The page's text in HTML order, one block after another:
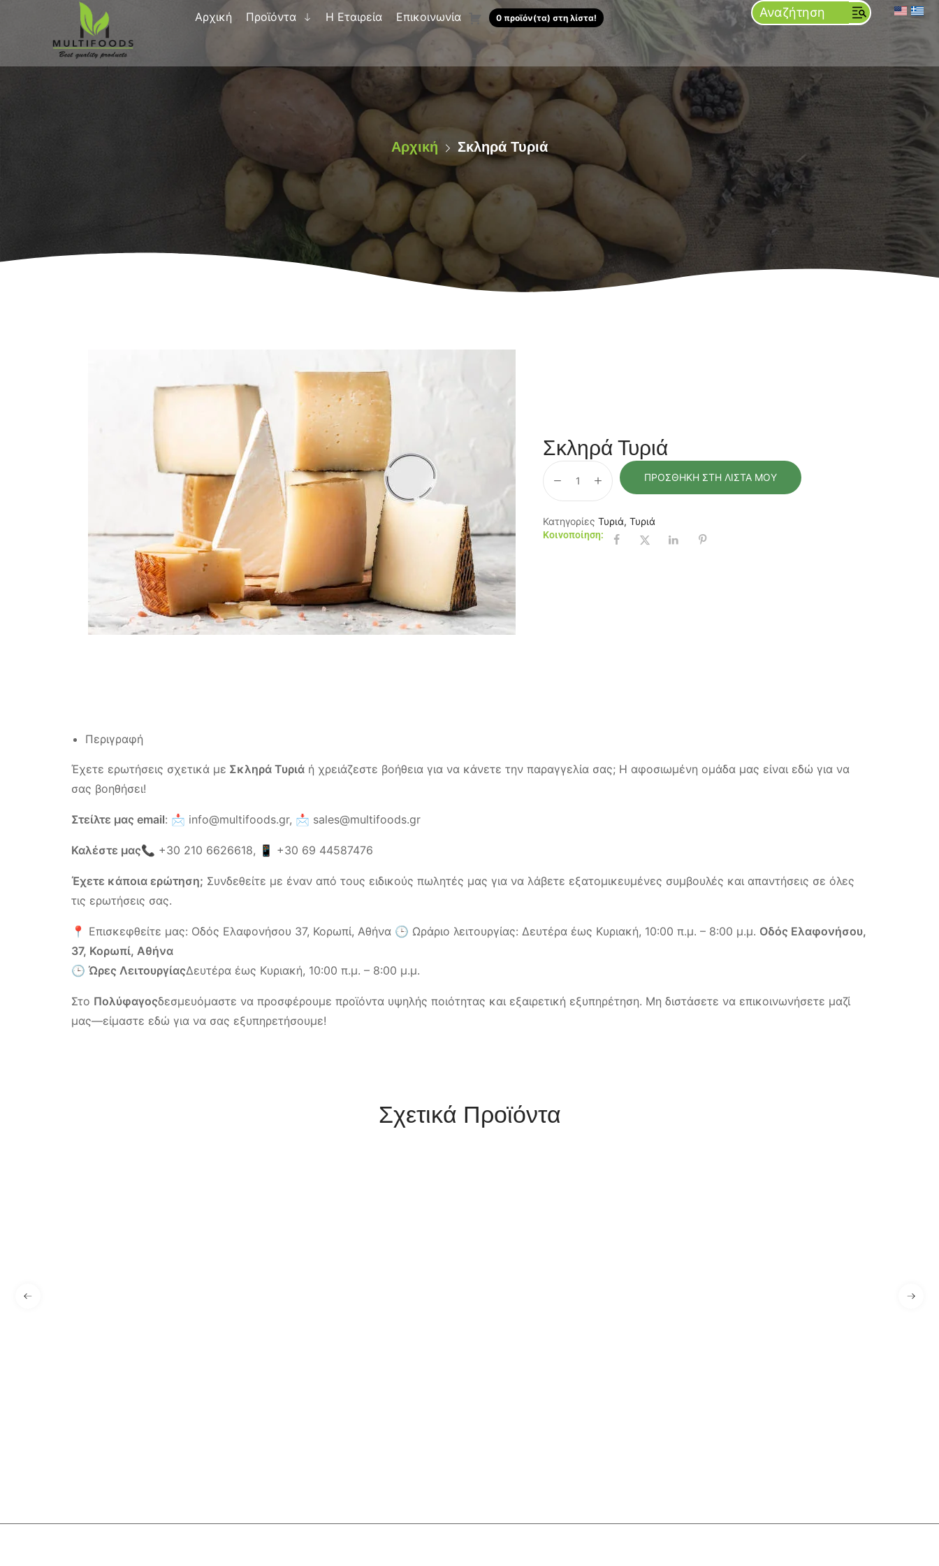
Αρχική Προϊόντα Η Εταιρεία Επικοινωνία 0 προϊόν(τα) στη λίστα!
Αρχική Σκληρά Τυριά
Σκληρά Τυριά
ΠΡΟΣΘΉΚΗ ΣΤΗ ΛΊΣΤΑ ΜΟΥ
Κατηγορίες Τυριά,Τυριά
Κοινοποίηση:
Περιγραφή
Έχετε ερωτήσεις σχετικά με Σκληρά Τυριά ή χρειάζεστε βοήθεια για να κάνετε την παραγγελία σας; Η αφοσιωμένη ομάδα μας είναι εδώ για να
σας βοηθήσει!
Στείλτε μας email: 📩 info@multifoods.gr, 📩 sales@multifoods.gr
Καλέστε μας📞 +30 210 6626618, 📱 +30 69 44587476
Έχετε κάποια ερώτηση; Συνδεθείτε με έναν από τους ειδικούς πωλητές μας για να λάβετε εξατομικευμένες συμβουλές και απαντήσεις σε όλες
τις ερωτήσεις σας.
📍 Επισκεφθείτε μας: Οδός Ελαφονήσου 37, Κορωπί, Αθήνα 🕒 Ωράριο λειτουργίας: Δευτέρα έως Κυριακή, 10:00 π.μ. – 8:00 μ.μ. Οδός Ελαφονήσου,
37, Κορωπί, Αθήνα
🕒 Ώρες ΛειτουργίαςΔευτέρα έως Κυριακή, 10:00 π.μ. – 8:00 μ.μ.
Στο Πολύφαγοςδεσμευόμαστε να προσφέρουμε προϊόντα υψηλής ποιότητας και εξαιρετική εξυπηρέτηση. Μη διστάσετε να επικοινωνήσετε μαζί
μας—είμαστε εδώ για να σας εξυπηρετήσουμε!
Σχετικά Προϊόντα